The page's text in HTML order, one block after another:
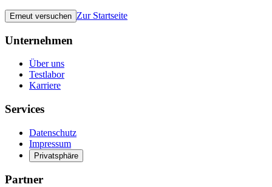
Erneut versuchen Zur Startseite
Unternehmen
Über uns
Testlabor
Karriere
Services
Datenschutz
Impressum
Privatsphäre
Partner